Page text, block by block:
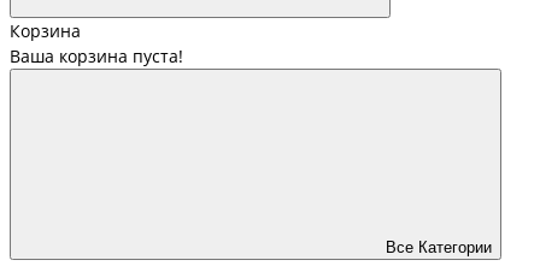
Корзина
Ваша корзина пуста!
Все Категории